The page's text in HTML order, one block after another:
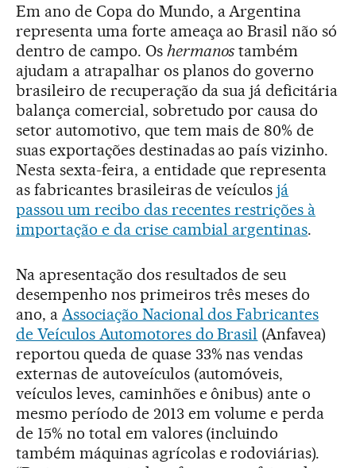
Em ano de Copa do Mundo, a Argentina
representa uma forte ameaça ao Brasil não só
dentro de campo. Os hermanos também
ajudam a atrapalhar os planos do governo
brasileiro de recuperação da sua já deficitária
balança comercial, sobretudo por causa do
setor automotivo, que tem mais de 80% de
suas exportações destinadas ao país vizinho.
Nesta sexta-feira, a entidade que representa
as fabricantes brasileiras de veículosjá
passou um recibo das recentes restrições à
importação e da crise cambial argentinas.
Na apresentação dos resultados de seu
desempenho nos primeiros três meses do
ano, a Associação Nacional dos Fabricantes
de Veículos Automotores do Brasil (Anfavea)
reportou queda de quase 33% nas vendas
externas de autoveículos (automóveis,
veículos leves, caminhões e ônibus) ante o
mesmo período de 2013 em volume e perda
de 15% no total em valores (incluindo
também máquinas agrícolas e rodoviárias).